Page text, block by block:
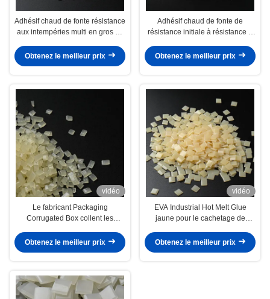
Adhésif chaud de fonte résistance
aux intempéries multi en gros de
mousse d'Epe
Obtenez le meilleur prix
Adhésif chaud de fonte de
résistance initiale à résistance à
verre de vin
Obtenez le meilleur prix
vidéo
Le fabricant Packaging
Corrugated Box collent les
liaison de carton
Obtenez le meilleur prix
vidéo
EVA Industrial Hot Melt Glue
jaune pour le cachetage de
Obtenez le meilleur prix